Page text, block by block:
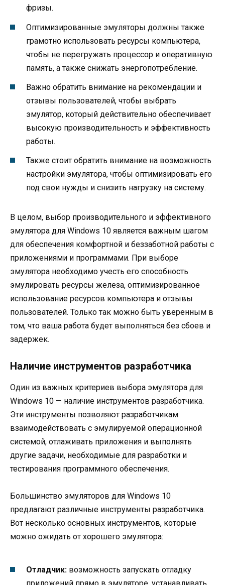
фризы.
Оптимизированные эмуляторы должны также
грамотно использовать ресурсы компьютера,
чтобы не перегружать процессор и оперативную
память, а также снижать энергопотребление.
Важно обратить внимание на рекомендации и
отзывы пользователей, чтобы выбрать
эмулятор, который действительно обеспечивает
высокую производительность и эффективность
работы.
Также стоит обратить внимание на возможность
настройки эмулятора, чтобы оптимизировать его
под свои нужды и снизить нагрузку на систему.
В целом, выбор производительного и эффективного
эмулятора для Windows 10 является важным шагом
для обеспечения комфортной и беззаботной работы с
приложениями и программами. При выборе
эмулятора необходимо учесть его способность
эмулировать ресурсы железа, оптимизированное
использование ресурсов компьютера и отзывы
пользователей. Только так можно быть уверенным в
том, что ваша работа будет выполняться без сбоев и
задержек.
Наличие инструментов разработчика
Один из важных критериев выбора эмулятора для
Windows 10 — наличие инструментов разработчика.
Эти инструменты позволяют разработчикам
взаимодействовать с эмулируемой операционной
системой, отлаживать приложения и выполнять
другие задачи, необходимые для разработки и
тестирования программного обеспечения.
Большинство эмуляторов для Windows 10
предлагают различные инструменты разработчика.
Вот несколько основных инструментов, которые
можно ожидать от хорошего эмулятора:
Отладчик: возможность запускать отладку